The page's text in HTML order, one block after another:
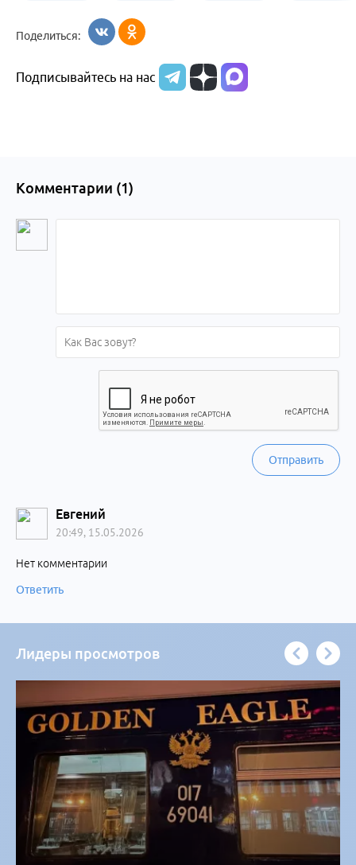
Алтайский
край
Поделиться:
Подписывайтесь на нас
Комментарии (1)
Отправить
Евгений
20:49, 15.05.2026
Нет комментарии
Ответить
Лидеры просмотров